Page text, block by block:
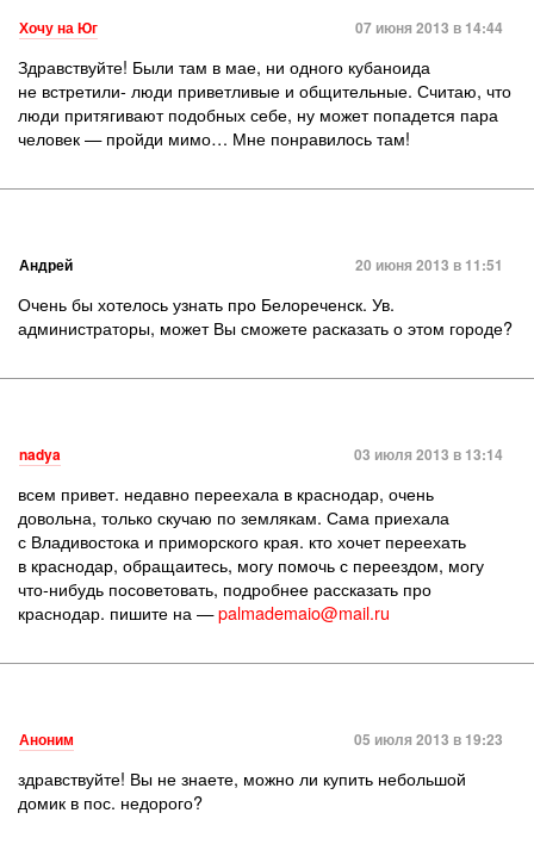
Хочу на Юг 07 июня 2013 в 14:44
Здравствуйте! Были там в мае, ни одного кубаноида
не встретили- люди приветливые и общительные. Считаю, что
люди притягивают подобных себе, ну может попадется пара
человек — пройди мимо… Мне понравилось там!
Андрей 20 июня 2013 в 11:51
Очень бы хотелось узнать про Белореченск. Ув.
администраторы, может Вы сможете расказать о этом городе?
nadya 03 июля 2013 в 13:14
всем привет. недавно переехала в краснодар, очень
довольна, только скучаю по землякам. Сама приехала
с Владивостока и приморского края. кто хочет переехать
в краснодар, обращаитесь, могу помочь с переездом, могу
что-нибудь посоветовать, подробнее рассказать про
краснодар. пишите на —palmademaio@mail.ru
Аноним 05 июля 2013 в 19:23
здравствуйте! Вы не знаете, можно ли купить небольшой
домик в пос. недорого?